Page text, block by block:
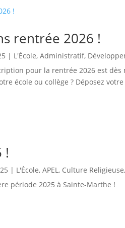
rentrée 2026 !
| L'École,Administratif,
pour la rentrée 2026 est
école ou collège ? Déposez
!
| L'École,APEL , Culture Religieuse,
période 2025 à Sainte-Marthe !